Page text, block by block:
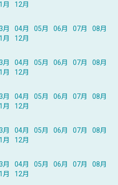
月
12月
月 04月 05月 06月 07月
08月
月
12月
月 04月 05月 06月 07月
08月
月
12月
月 04月 05月 06月 07月
08月
月
12月
月 04月 05月 06月 07月
08月
月
12月
月 04月 05月 06月 07月
08月
月
12月